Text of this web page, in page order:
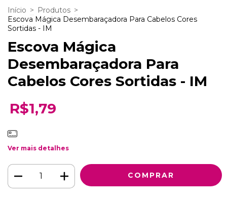
Início > Produtos >
Escova Mágica Desembaraçadora Para Cabelos Cores
Sortidas - IM
Escova Mágica
Desembaraçadora Para
Cabelos Cores Sortidas - IM
R$1,79
Ver mais detalhes